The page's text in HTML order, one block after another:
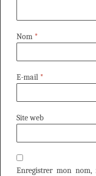
Nom *
E-mail *
Site web
Enregistrer mon